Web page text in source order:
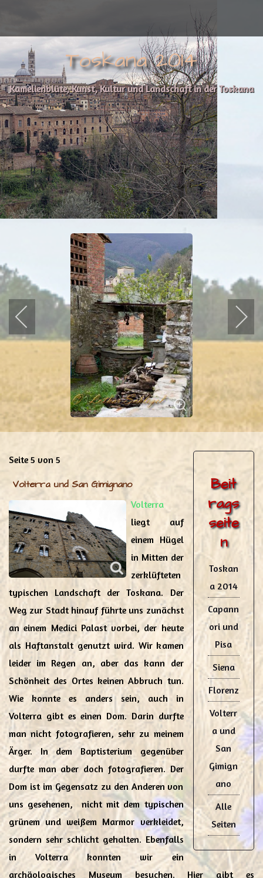
Toskana 2014
Kamelienblüte, Kunst, Kultur und Landschaft in der Toskana
Beit
rags
seite
n
Toskan
a 2014
Capann
ori und
Pisa
Siena
Florenz
Volterr
a und
San
Gimign
ano
Alle
Seiten
Seite 5 von 5
Volterra und San Gimignano
Volterra
liegt auf
einem Hügel
in Mitten der
zerklüfteten
typischen Landschaft der Toskana. Der
Weg zur Stadt hinauf führte uns zunächst
an einem Medici Palast vorbei, der heute
als Haftanstalt genutzt wird. Wir kamen
leider im Regen an, aber das kann der
Schönheit des Ortes keinen Abbruch tun.
Wie konnte es anders sein, auch in
Volterra gibt es einen Dom. Darin durfte
man nicht fotografieren, sehr zu meinem
Ärger. In dem Baptisterium gegenüber
durfte man aber doch fotografieren. Der
Dom ist im Gegensatz zu den Anderen von
uns gesehenen, nicht mit dem typischen
grünem und weißem Marmor verkleidet,
sondern sehr schlicht gehalten. Ebenfalls
in Volterra konnten wir ein
archäologisches Museum besuchen. Hier gibt es